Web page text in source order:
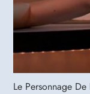
Le Personnage